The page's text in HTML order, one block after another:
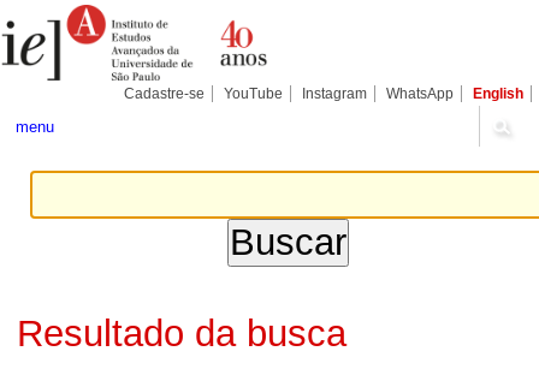
para
conteúdo.
Pessoais
Cadastre-se YouTube Instagram WhatsApp English
menu
Resultado da busca